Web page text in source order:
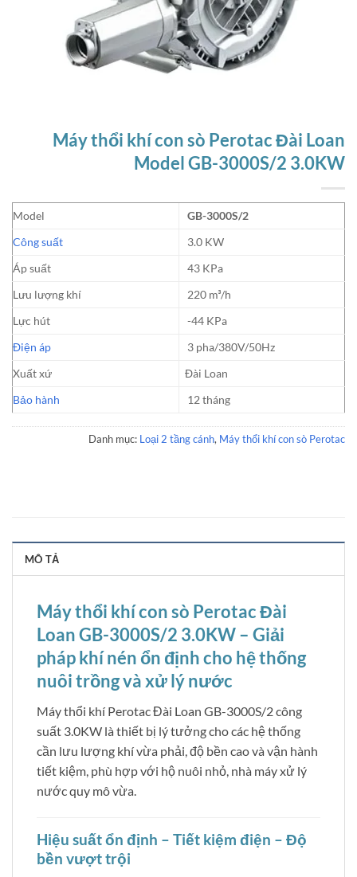
Máy thổi khí con sò Perotac Đài Loan
Model GB-3000S/2 3.0KW
Model
GB-3000S/2
Công suất
3.0 KW
Áp suất
43 KPa
Lưu lượng khí
220 m³/h
Lực hút
-44 KPa
Điện áp
3 pha/380V/50Hz
Xuất xứ
Đài Loan
Bảo hành
12 tháng
Danh mục: Loại 2 tầng cánh, Máy thổi khí con sò Perotac
MÔ TẢ
Máy thổi khí con sò Perotac Đài
Loan GB-3000S/2 3.0KW – Giải
pháp khí nén ổn định cho hệ thống
nuôi trồng và xử lý nước
Máy thổi khí Perotac Đài Loan GB-3000S/2 công
suất 3.0KW là thiết bị lý tưởng cho các hệ thống
cần lưu lượng khí vừa phải, độ bền cao và vận hành
tiết kiệm, phù hợp với hộ nuôi nhỏ, nhà máy xử lý
nước quy mô vừa.
Hiệu suất ổn định – Tiết kiệm điện – Độ
bền vượt trội